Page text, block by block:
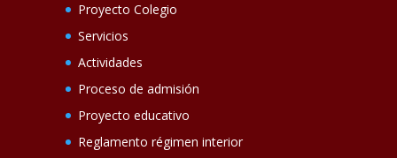
Proyecto Colegio
Servicios
Actividades
Proceso de admisión
Proyecto educativo
Reglamento régimen interior